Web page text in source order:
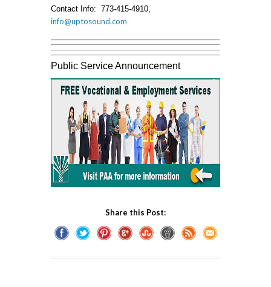
Contact Info: 773-415-4910,
info@uptosound.com
Public Service Announcement
Share this Post: